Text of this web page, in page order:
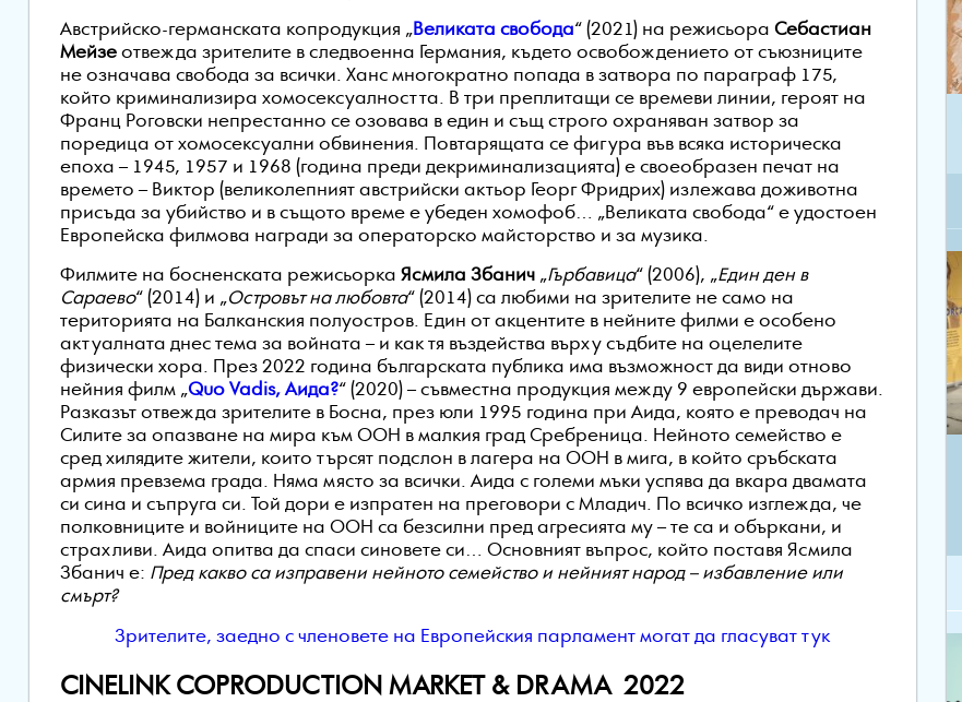
Австрийско-германската копродукция „ Великата свобода“ (2021) на режисьораСебастиан
Мейзе отвежда зрителите в следвоенна Германия, където освобождението от съюзниците
не означава свобода за всички. Ханс многократно попада в затвора по параграф 175,
който криминализира хомосексуалността. В три преплитащи се времеви линии, героят на
Франц Роговски непрестанно се озовава в един и същ строго охраняван затвор за
поредица от хомосексуални обвинения. Повтарящата се фигура във всяка историческа
епоха – 1945, 1957 и 1968 (година преди декриминализацията) е своеобразен печат на
времето – Виктор (великолепният австрийски актьор Георг Фридрих) излежава доживотна
присъда за убийство и в същото време е убеден хомофоб… „Великата свобода“ е удостоен
Европейска филмова награди за операторско майсторство и за музика.
Филмите на босненската режисьоркаЯсмила Збанич „Гърбавица“ (2006), „Един ден в
Сараево“ (2014) и „Островът на любовта“ (2014) са любими на зрителите не само на
територията на Балканския полуостров. Един от акцентите в нейните филми е особено
актуалната днес тема за войната – и как тя въздейства върху съдбите на оцелелите
физически хора. През 2022 година българската публика има възможност да види отново
нейния филм „Quo Vadis, Аида?“ (2020) – съвместна продукция между 9 европейски държави.
Разказът отвежда зрителите в Босна, през юли 1995 година при Аида, която е преводач на
Силите за опазване на мира към ООН в малкия град Сребреница. Нейното семейство е
сред хилядите жители, които търсят подслон в лагера на ООН в мига, в който сръбската
армия превзема града. Няма място за всички. Аида с големи мъки успява да вкара двамата
си сина и съпруга си. Той дори е изпратен на преговори с Младич. По всичко изглежда, че
полковниците и войниците на ООН са безсилни пред агресията му – те са и объркани, и
страхливи. Аида опитва да спаси синовете си… Основният въпрос, който поставя Ясмила
Збанич е: Пред какво са изправени нейното семейство и нейният народ – избавление или
смърт?
Зрителите, заедно с членовете на Европейския парламент могат да гласуват тук
CINELINK COPRODUCTION MARKET & DRAMA 2022